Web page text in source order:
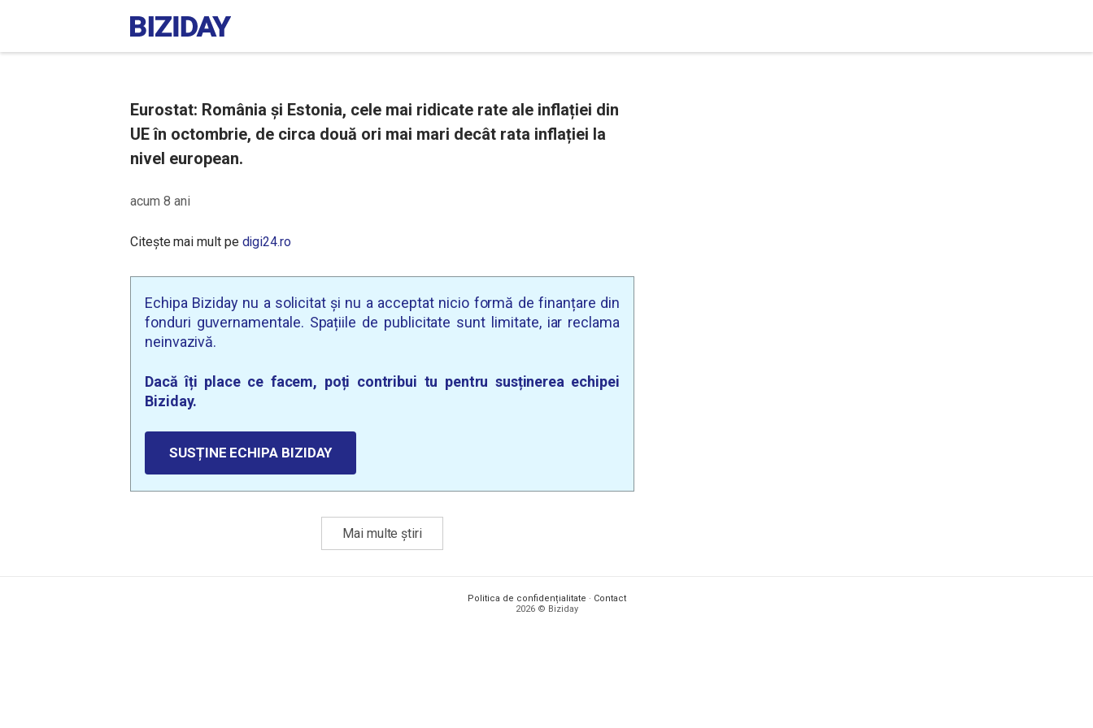
Eurostat: România și Estonia, cele mai ridicate rate ale inflației din
UE în octombrie, de circa două ori mai mari decât rata inflației la
nivel european.
acum 8 ani
Citește mai mult pe digi24.ro
Echipa Biziday nu a solicitat și nu a acceptat nicio formă de finanțare din
fonduri guvernamentale. Spațiile de publicitate sunt limitate, iar reclama
neinvazivă.
Dacă îți place ce facem, poți contribui tu pentru susținerea echipei
Biziday.
SUSȚINE ECHIPA BIZIDAY
Mai multe știri
Politica de confidențialitate · Contact
2026 © Biziday